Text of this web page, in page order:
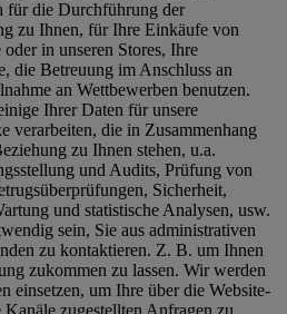
für die Durchführung der
zu Ihnen, für Ihre Einkäufe von
in unseren Stores, Ihre
die Betreuung im Anschluss an
an Wettbewerben benutzen.
Ihrer Daten für unsere
verarbeiten, die in Zusammenhang
zu Ihnen stehen, u.a.
und Audits, Prüfung von
Sicherheit,
und statistische Analysen, usw.
sein, Sie aus administrativen
zu kontaktieren. Z. B. um Ihnen
zukommen zu lassen. Wir werden
einsetzen, um Ihre über die Website-
zugestellten Anfragen zu